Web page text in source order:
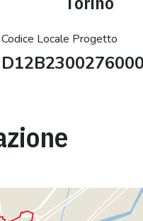
Codice Locale Progetto